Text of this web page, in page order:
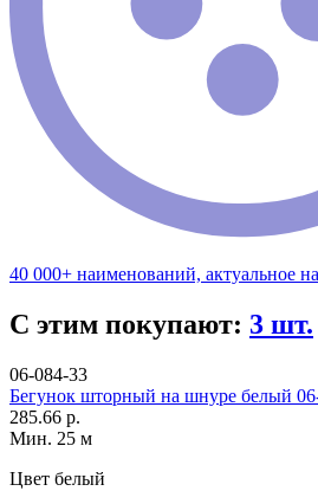
40 000+ наименований, актуальное
С этим покупают: 3 шт.
06-084-33
Бегунок шторный на шнуре белый
285.66 р.
Мин. 25 м
Цвет белый